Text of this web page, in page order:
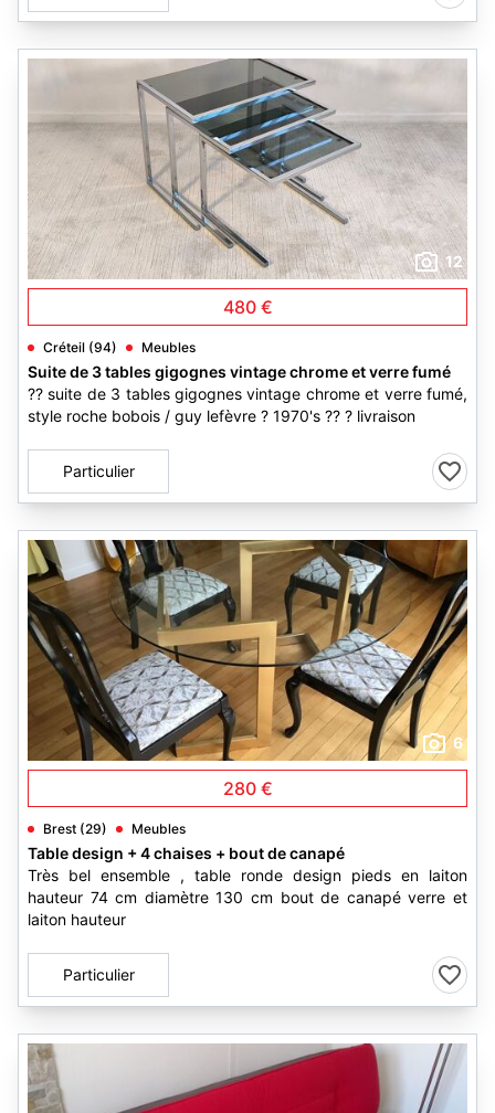
12
480 €
Créteil (94) Meubles
Suite de 3 tables gigognes vintage chrome et verre fumé
?? suite de 3 tables gigognes vintage chrome et verre fumé,
style roche bobois / guy lefèvre ? 1970's ?? ? livraison
Particulier
6
280 €
Brest (29) Meubles
Table design + 4 chaises + bout de canapé
Très bel ensemble , table ronde design pieds en laiton
hauteur 74 cm diamètre 130 cm bout de canapé verre et
laiton hauteur
Particulier